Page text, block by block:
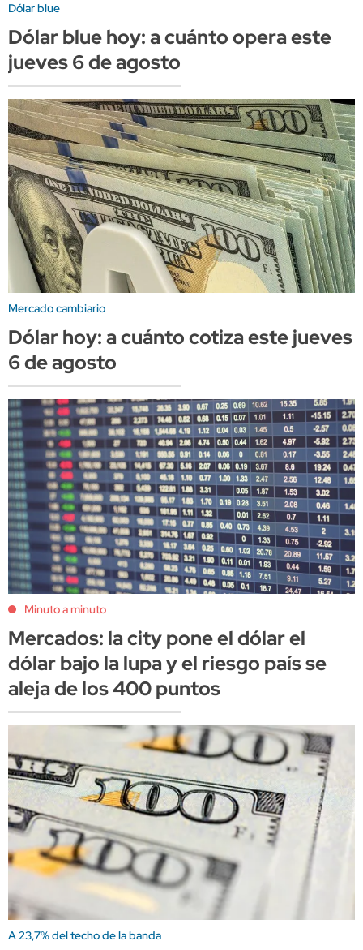
Dólar blue
Dólar blue hoy: a cuánto opera este
jueves 6 de agosto
Mercado cambiario
Dólar hoy: a cuánto cotiza este jueves
6 de agosto
Minuto a minuto
Mercados: la city pone el dólar el
dólar bajo la lupa y el riesgo país se
aleja de los 400 puntos
A 23,7% del techo de la banda